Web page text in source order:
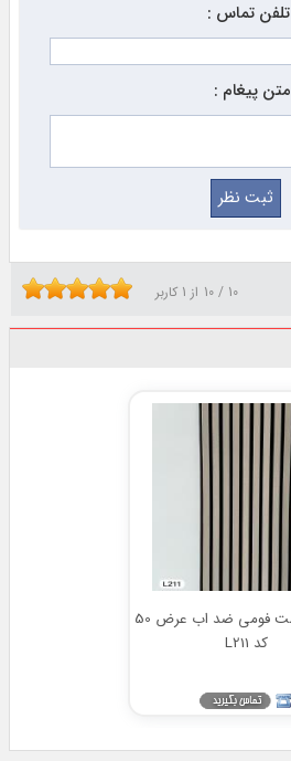
تلفن تماس :
متن پیغام :
10 / 10 از 1 کاربر
ترمووال پشت فومی ضد اب عرض 50
کد L211